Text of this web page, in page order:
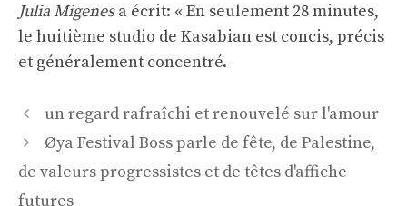
Julia Migenesa écrit: « En seulement 28 minutes,
le huitième studio de Kasabian est concis, précis
et généralement concentré.
Navigation
des
articles
un regard rafraîchi et renouvelé sur l'amour
Øya Festival Boss parle de fête, de Palestine,
de valeurs progressistes et de têtes d'affiche
futures